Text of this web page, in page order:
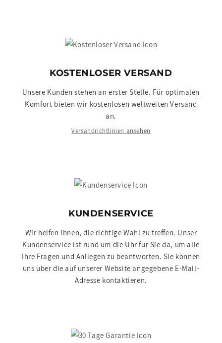
KOSTENLOSER VERSAND
Unsere Kunden stehen an erster Stelle. Für optimalen
Komfort bieten wir kostenlosen weltweiten Versand
an.
Versandrichtlinien ansehen
KUNDENSERVICE
Wir helfen Ihnen, die richtige Wahl zu treffen. Unser
Kundenservice ist rund um die Uhr für Sie da, um alle
Ihre Fragen und Anliegen zu beantworten. Sie können
uns über die auf unserer Website angegebene E-Mail-
Adresse kontaktieren.